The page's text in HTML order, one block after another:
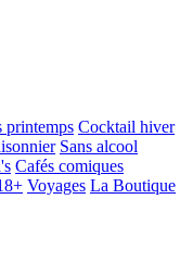
printemps Cocktail hiver
Sans alcool
Cafés comiques
Voyages La Boutique